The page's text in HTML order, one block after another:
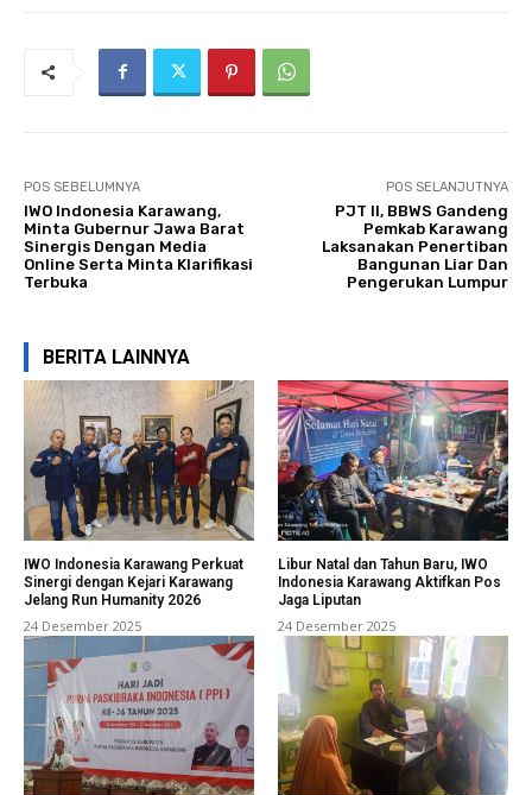
POS SEBELUMNYA
IWO Indonesia Karawang,
Minta Gubernur Jawa Barat
Sinergis Dengan Media
Online Serta Minta Klarifikasi
Terbuka
POS SELANJUTNYA
PJT II, BBWS Gandeng
Pemkab Karawang
Laksanakan Penertiban
Bangunan Liar Dan
Pengerukan Lumpur
BERITA LAINNYA
IWO Indonesia Karawang Perkuat
Sinergi dengan Kejari Karawang
Jelang Run Humanity 2026
24 Desember 2025
Libur Natal dan Tahun Baru, IWO
Indonesia Karawang Aktifkan Pos
Jaga Liputan
24 Desember 2025